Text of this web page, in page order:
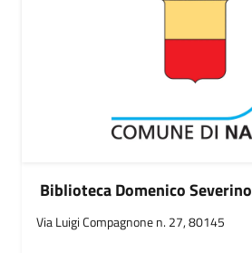
Biblioteca Domenico Severino
Via Luigi Compagnone n. 27, 80145